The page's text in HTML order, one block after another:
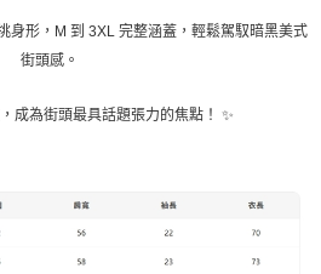
身形，M 到 3XL 完整涵蓋，輕鬆駕馭暗黑美式
街頭感。
成為街頭最具話題張力的焦點！ ✨